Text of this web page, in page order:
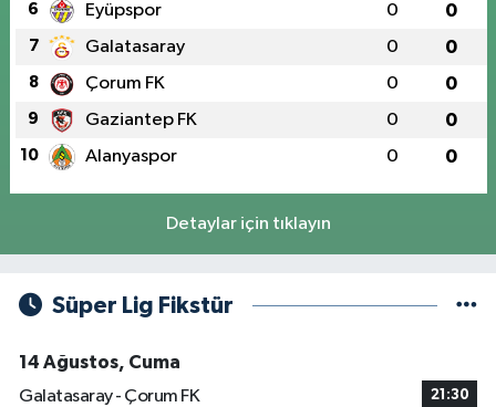
6 Eyüpspor 0 0
7 Galatasaray 0 0
8 Çorum FK 0 0
9 Gaziantep FK 0 0
10 Alanyaspor 0 0
Detaylar için tıklayın
Süper Lig Fikstür
14 Ağustos, Cuma
Galatasaray - Çorum FK
21:30